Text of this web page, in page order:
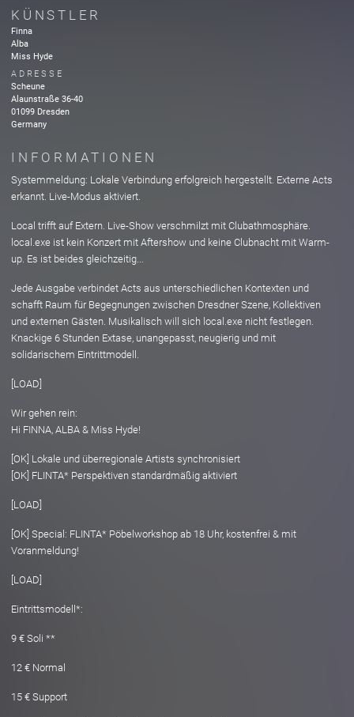
KÜNSTLER
Finna
Alba
Miss Hyde
ADRESSE
Scheune
Alaunstraße 36-40
01099 Dresden
Germany
INFORMATIONEN
Systemmeldung: Lokale Verbindung erfolgreich hergestellt. Externe Acts
erkannt. Live-Modus aktiviert.
Local trifft auf Extern. Live-Show verschmilzt mit Clubathmosphäre.
local.exe ist kein Konzert mit Aftershow und keine Clubnacht mit Warm-
up. Es ist beides gleichzeitig...
Jede Ausgabe verbindet Acts aus unterschiedlichen Kontexten und
schafft Raum für Begegnungen zwischen Dresdner Szene, Kollektiven
und externen Gästen. Musikalisch will sich local.exe nicht festlegen.
Knackige 6 Stunden Extase, unangepasst, neugierig und mit
solidarischem Eintrittmodell.
[LOAD]
Wir gehen rein:
Hi FINNA, ALBA & Miss Hyde!
[OK] Lokale und überregionale Artists synchronisiert
[OK] FLINTA* Perspektiven standardmäßig aktiviert
[LOAD]
[OK] Special: FLINTA* Pöbelworkshop ab 18 Uhr, kostenfrei & mit
Voranmeldung!
[LOAD]
Eintrittsmodell*:
9 € Soli **
12 € Normal
15 € Support